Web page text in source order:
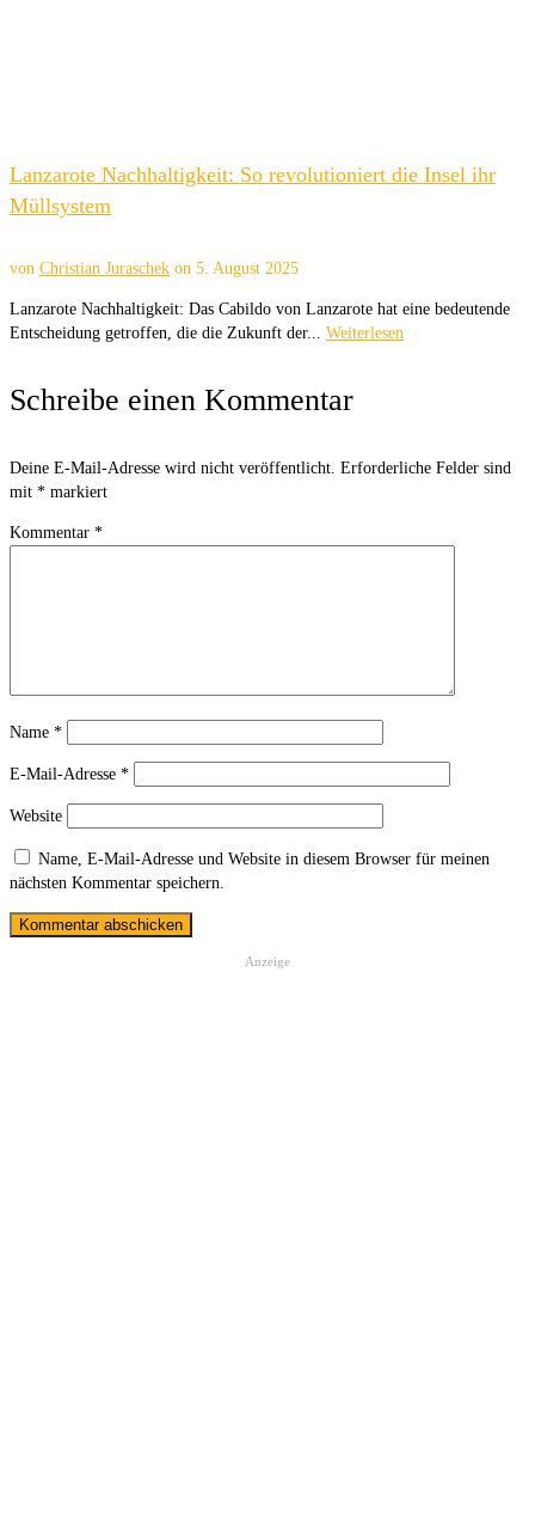
Lanzarote Nachhaltigkeit: So revolutioniert die Insel ihr
Müllsystem
von Christian Juraschek on 5. August 2025
Lanzarote Nachhaltigkeit: Das Cabildo von Lanzarote hat eine bedeutende
Entscheidung getroffen, die die Zukunft der... Weiterlesen
Schreibe einen Kommentar
Deine E-Mail-Adresse wird nicht veröffentlicht. Erforderliche Felder sind
mit * markiert
Kommentar *
Name *
E-Mail-Adresse *
Website
Name, E-Mail-Adresse und Website in diesem Browser für meinen
nächsten Kommentar speichern.
Anzeige